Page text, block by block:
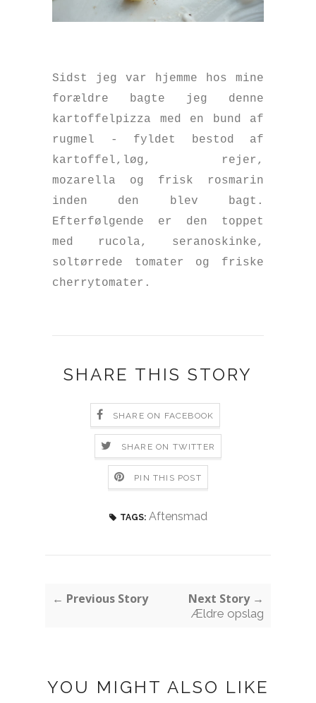
Sidst jeg var hjemme hos mine
forældre bagte jeg denne
kartoffelpizza med en bund af
rugmel - fyldet bestod af
kartoffel,løg, rejer,
mozarella og frisk rosmarin
inden den blev bagt.
Efterfølgende er den toppet
med rucola, seranoskinke,
soltørrede tomater og friske
cherrytomater.
SHARE THIS STORY
SHARE ON FACEBOOK
SHARE ON TWITTER
PIN THIS POST
TAGS: Aftensmad
← Previous Story Next Story →
Ældre opslag
YOU MIGHT ALSO LIKE